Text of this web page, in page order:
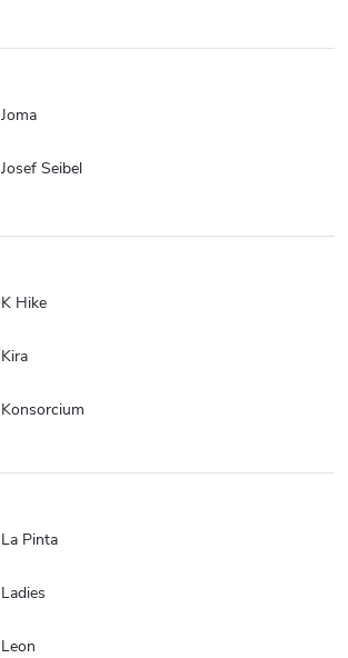
Joma
Josef Seibel
K Hike
Kira
Konsorcium
La Pinta
Ladies
Leon